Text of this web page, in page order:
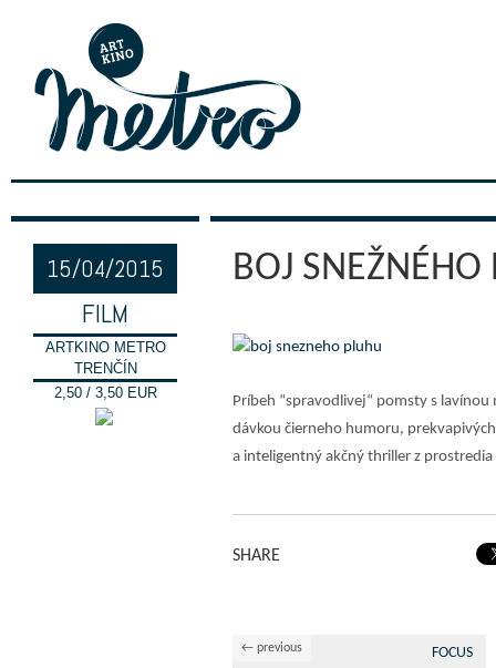
15/04/2015
FILM
ARTKINO METRO
TRENČÍN
2,50 / 3,50 EUR
BOJ
Príbeh “spravodlivej“ pomsty s
dávkou čierneho humoru,
a inteligentný akčný thriller z
SHARE
← previous FOCUS